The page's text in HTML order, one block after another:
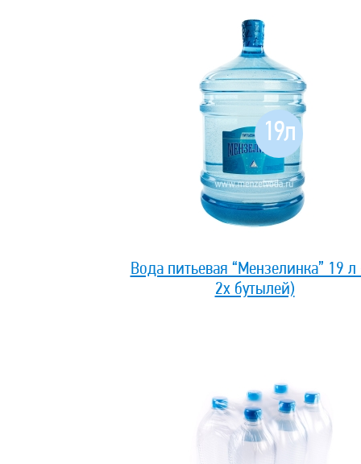
19л
Вода питьевая “Мензелинка” 19 л
2х бутылей)